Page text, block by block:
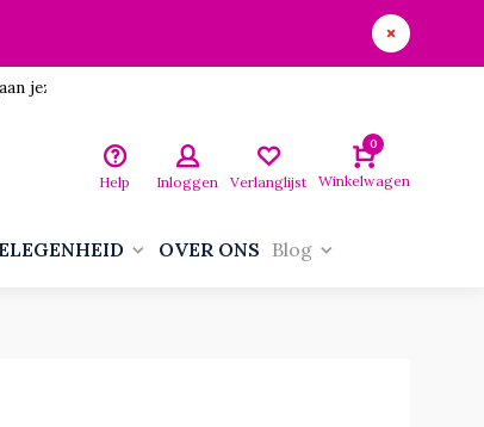
jezelf)!
Help Inloggen Verlanglijst
0
Winkelwagen
OVER ONS Blog